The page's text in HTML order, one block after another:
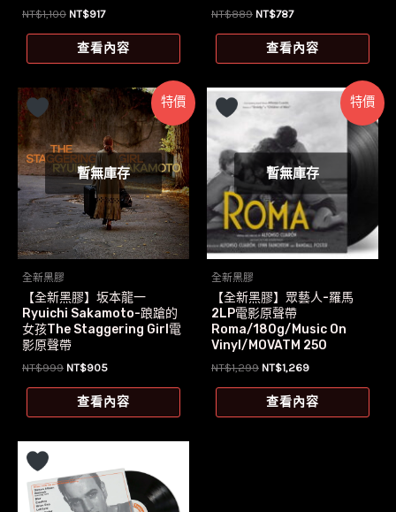
NT$1,100 原
價
格：
NT$917目
價
格：
查看內容
NT$889 原
格：
NT$787目
價
格：
查看內容
特價
暫無庫存
全新黑膠
【全新黑膠】坂本龍一
Ryuichi Sakamoto-踉蹌的
女孩The Staggering Girl電
影原聲帶
NT$999 原
格：
NT$905目
價
格：
查看內容
特價
暫無庫存
全新黑膠
【全新黑膠】眾藝人-羅馬
2LP電影原聲帶
Roma/180g/Music On
Vinyl/MOVATM 250
NT$1,299 原
價
格：
NT$1,269目
價
格：
查看內容